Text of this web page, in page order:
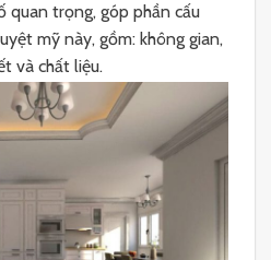
quan trọng, góp phần cấu
mỹ này, gồm: không gian,
và chất liệu.